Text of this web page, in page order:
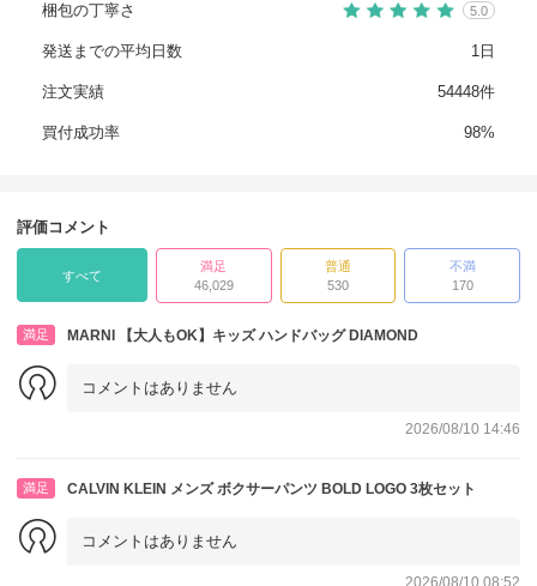
梱包の丁寧さ 5.0
発送までの平均日数 1日
注文実績 54448件
買付成功率 98%
評価コメント
すべて
満足
46,029
普通
530
不満
170
満足 MARNI 【大人もOK】キッズ ハンドバッグ DIAMOND
コメントはありません
2026/08/10 14:46
満足 CALVIN KLEIN メンズ ボクサーパンツ BOLD LOGO 3枚セット
コメントはありません
2026/08/10 08:52